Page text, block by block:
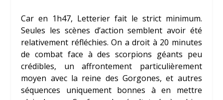
Car en 1h47, Letterier fait le strict minimum.
Seules les scènes d’action semblent avoir été
relativement réfléchies. On a droit à 20 minutes
de combat face à des scorpions géants peu
crédibles, un affrontement particulièrement
moyen avec la reine des Gorgones, et autres
séquences uniquement bonnes à en mettre